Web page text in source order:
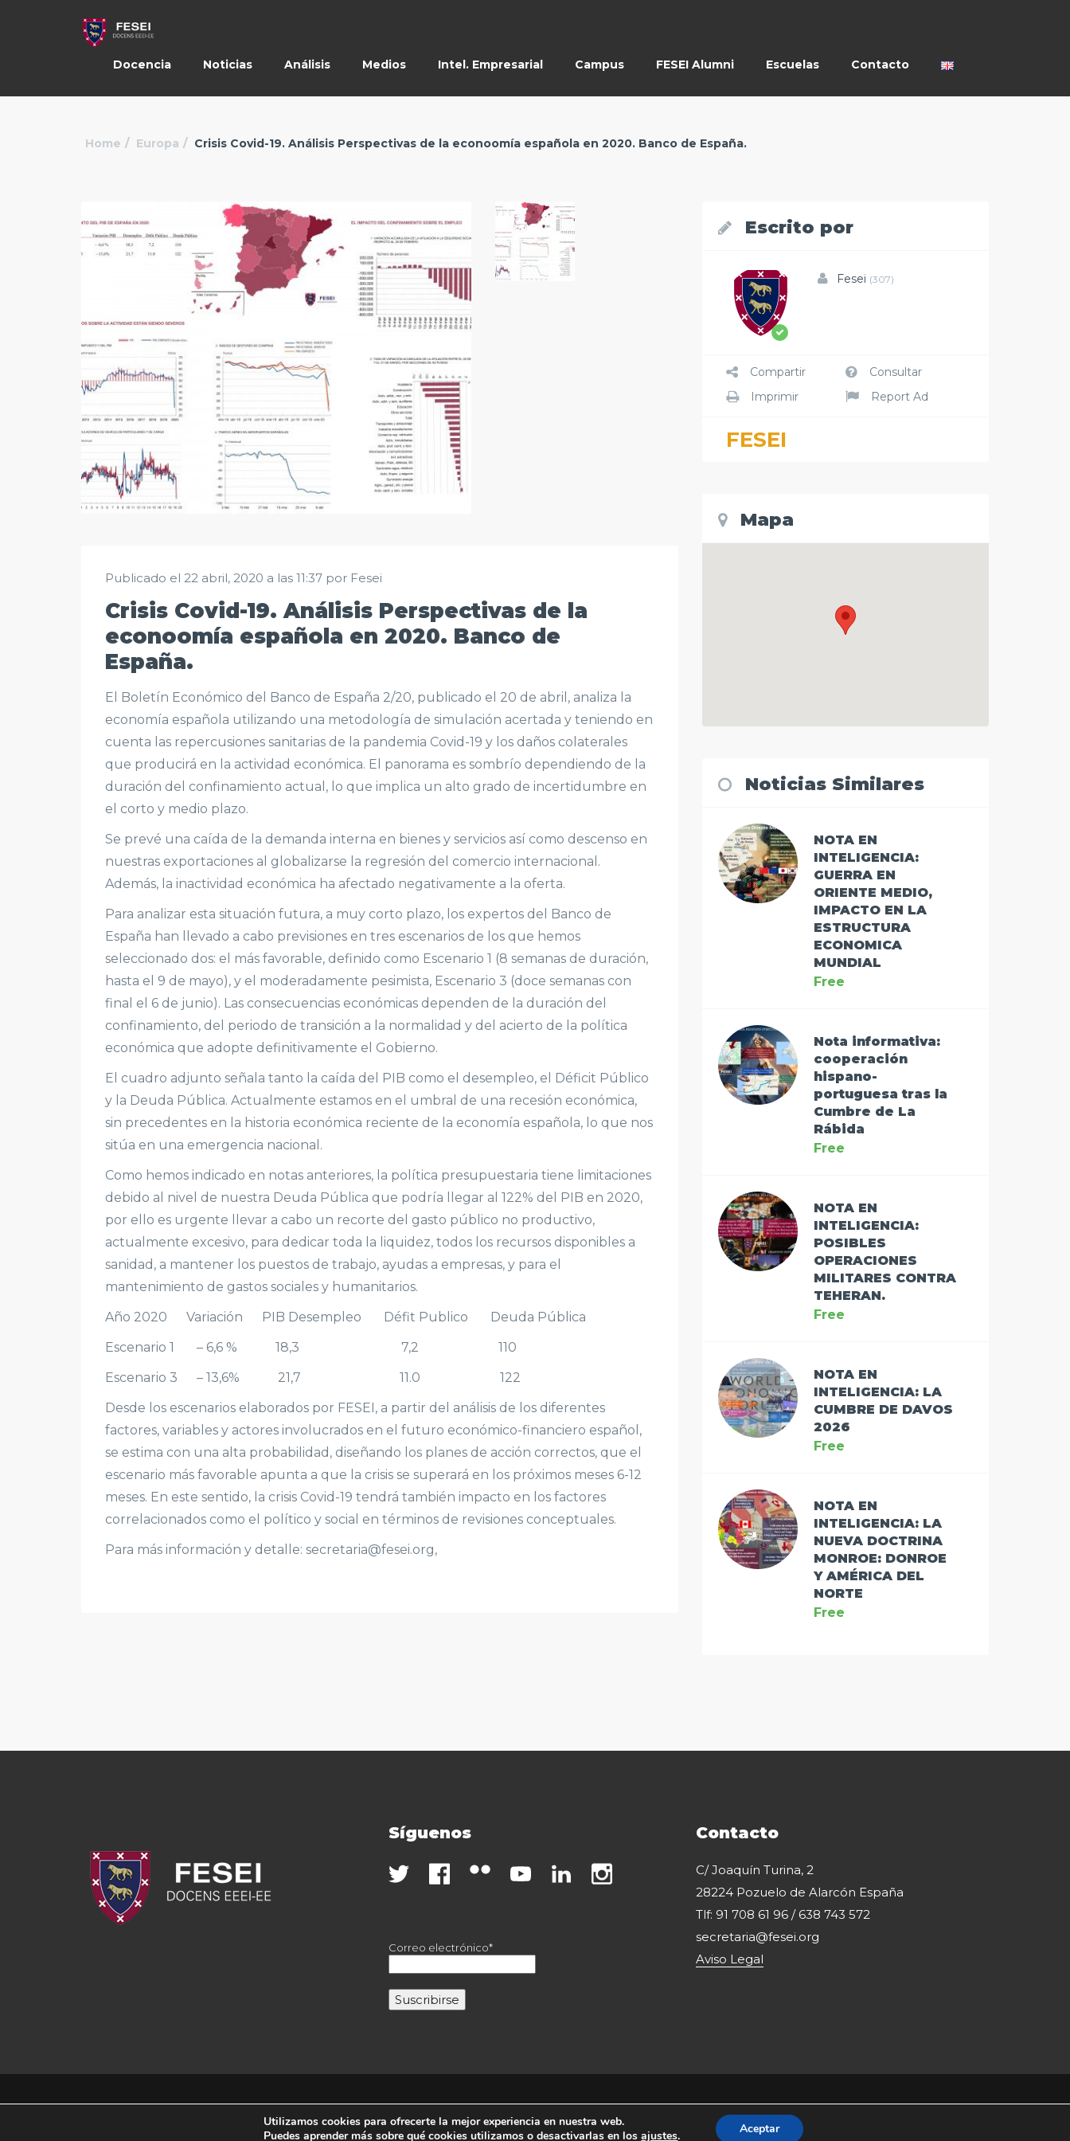
Docencia Noticias Análisis Medios Intel. Empresarial Campus FESEI Alumni Escuelas Contacto
Home Europa Crisis Covid-19. Análisis Perspectivas de la econoomía española en 2020. Banco de España.
Publicado el 22 abril, 2020 a las 11:37 por Fesei
Crisis Covid-19. Análisis Perspectivas de la
econoomía española en 2020. Banco de
España.
El Boletín Económico del Banco de España 2/20, publicado el 20 de abril, analiza la
economía española utilizando una metodología de simulación acertada y teniendo en
cuenta las repercusiones sanitarias de la pandemia Covid-19 y los daños colaterales
que producirá en la actividad económica. El panorama es sombrío dependiendo de la
duración del confinamiento actual, lo que implica un alto grado de incertidumbre en
el corto y medio plazo.
Se prevé una caída de la demanda interna en bienes y servicios así como descenso en
nuestras exportaciones al globalizarse la regresión del comercio internacional.
Además, la inactividad económica ha afectado negativamente a la oferta.
Para analizar esta situación futura, a muy corto plazo, los expertos del Banco de
España han llevado a cabo previsiones en tres escenarios de los que hemos
seleccionado dos: el más favorable, definido como Escenario 1 (8 semanas de duración,
hasta el 9 de mayo), y el moderadamente pesimista, Escenario 3 (doce semanas con
final el 6 de junio). Las consecuencias económicas dependen de la duración del
confinamiento, del periodo de transición a la normalidad y del acierto de la política
económica que adopte definitivamente el Gobierno.
El cuadro adjunto señala tanto la caída del PIB como el desempleo, el Déficit Público
y la Deuda Pública. Actualmente estamos en el umbral de una recesión económica,
sin precedentes en la historia económica reciente de la economía española, lo que nos
sitúa en una emergencia nacional.
Como hemos indicado en notas anteriores, la política presupuestaria tiene limitaciones
debido al nivel de nuestra Deuda Pública que podría llegar al 122% del PIB en 2020,
por ello es urgente llevar a cabo un recorte del gasto público no productivo,
actualmente excesivo, para dedicar toda la liquidez, todos los recursos disponibles a
sanidad, a mantener los puestos de trabajo, ayudas a empresas, y para el
mantenimiento de gastos sociales y humanitarios.
Año 2020 Variación PIB Desempleo Défit Publico Deuda Pública
Escenario 1 – 6,6 % 18,3 7,2 110
Escenario 3 – 13,6% 21,7 11.0 122
Desde los escenarios elaborados por FESEI, a partir del análisis de los diferentes
factores, variables y actores involucrados en el futuro económico-financiero español,
se estima con una alta probabilidad, diseñando los planes de acción correctos, que el
escenario más favorable apunta a que la crisis se superará en los próximos meses 6-12
meses. En este sentido, la crisis Covid-19 tendrá también impacto en los factores
correlacionados como el político y social en términos de revisiones conceptuales.
Para más información y detalle: secretaria@fesei.org,
Escrito por
Fesei (307)
Compartir
Consultar
Imprimir
Report Ad
FESEI
Mapa
Noticias Similares
NOTA EN
INTELIGENCIA:
GUERRA EN
ORIENTE MEDIO,
IMPACTO EN LA
ESTRUCTURA
ECONOMICA
MUNDIAL
Free
Nota informativa:
cooperación
hispano-
portuguesa tras la
Cumbre de La
Rábida
Free
NOTA EN
INTELIGENCIA:
POSIBLES
OPERACIONES
MILITARES CONTRA
TEHERAN.
Free
NOTA EN
INTELIGENCIA: LA
CUMBRE DE DAVOS
2026
Free
NOTA EN
INTELIGENCIA: LA
NUEVA DOCTRINA
MONROE: DONROE
Y AMÉRICA DEL
NORTE
Free
Síguenos
Correo electrónico*
Contacto
C/ Joaquín Turina, 2
28224 Pozuelo de Alarcón España
Tlf: 91 708 61 96 / 638 743 572
secretaria@fesei.org
Aviso Legal
Copyright 2020 Fesei. Todos los derechos reservados.
Utilizamos cookies para ofrecerte la mejor experiencia en nuestra web.
Puedes aprender más sobre qué cookies utilizamos o desactivarlas en losajustes. Aceptar